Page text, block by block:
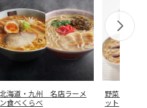
北海道・九州 名店ラーメ
ン食べくらべ
野菜たっぷ
ット